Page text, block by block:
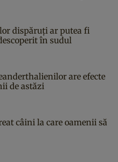
dispăruți ar putea fi
în sudul
are efecte
de astăzi
câini la care oamenii să